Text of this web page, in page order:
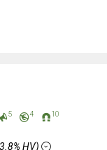
5 4 10
HV)